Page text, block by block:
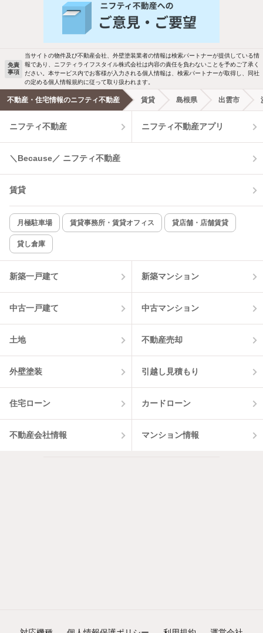
バス・トイレ別 2階以上
洗濯機置場あり 独立洗面台
エアコンあり 都市ガス
温水洗浄便座 オートロック
コンロ2口以上
新着のみ インターネット無料
該当件数:
0件
免責
事項
当サイトの物件及び不動産会社、外壁塗装業者の情報は検索パートナーが提供している情
報であり、ニフティライフスタイル株式会社は内容の責任を負わないことを予めご了承く
ださい。本サービス内でお客様が入力される個人情報は、検索パートナーが取得し、同社
の定める個人情報規約に従って取り扱われます。
不動産・住宅情報のニフティ不動産 賃貸 島根県 出雲市
ニフティ不動産 ニフティ不動産アプリ
＼Because／ ニフティ不動産
賃貸
月極駐車場 賃貸事務所・賃貸オフィス 貸店舗・店舗賃貸
貸し倉庫
新築一戸建て 新築マンション
中古一戸建て 中古マンション
土地 不動産売却
外壁塗装 引越し見積もり
住宅ローン カードローン
不動産会社情報 マンション情報